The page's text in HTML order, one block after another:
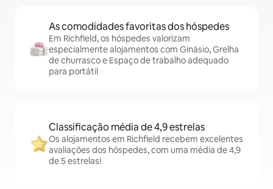
As comodidades favoritas dos hóspedes
Em Richfield, os hóspedes valorizam
especialmente alojamentos com Ginásio, Grelha
de churrasco e Espaço de trabalho adequado
para portátil
Classificação média de 4,9 estrelas
Os alojamentos em Richfield recebem excelentes
avaliações dos hóspedes, com uma média de 4,9
de 5 estrelas!